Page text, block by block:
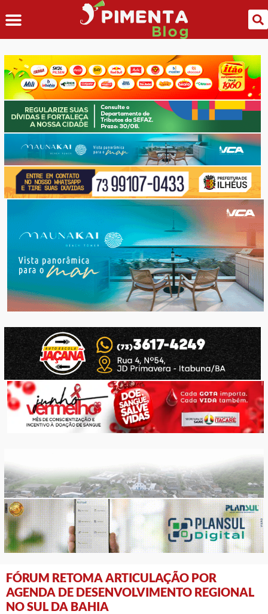
FÓRUM RETOMA ARTICULAÇÃO POR
AGENDA DE DESENVOLVIMENTO REGIONAL
NO SUL DA BAHIA